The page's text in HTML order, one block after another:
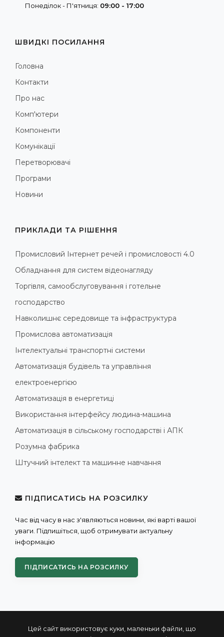
Цей сайт використовує куки, маленьки файли, що
Понеділок - П'ятниця: 09:00 - 17:00
ШВИДКІ ПОСИЛАННЯ
Головна
Контакти
Про нас
Комп'ютери
Компоненти
Комунікації
Перетворювачі
Програми
Новини
ПРИКЛАДИ ТА РІШЕННЯ
Промисловий Інтернет речей і промисловості 4.0
Обладнання для систем відеонагляду
Торгівля, самообслуговування і готельне
господарство
Навколишнє середовище та інфраструктура
Промислова автоматизація
Інтелектуальні транспортні системи
Автоматизація будівель та управління
електроенергією
Автоматизація в енергетиці
Використання інтерфейсу людина-машина
Автоматизація в сільському господарстві і АПК
Розумна фабрика
Штучний інтелект та машинне навчання
ПІДПИСАТИСЬ НА РОЗСИЛКУ
Час від часу в нас з'являються новини, які варті вашої
уваги. Підпишіться, щоб отримувати актуальну
інформацію
ПІДПИСАТИСЬ НА РОЗСИЛКУ